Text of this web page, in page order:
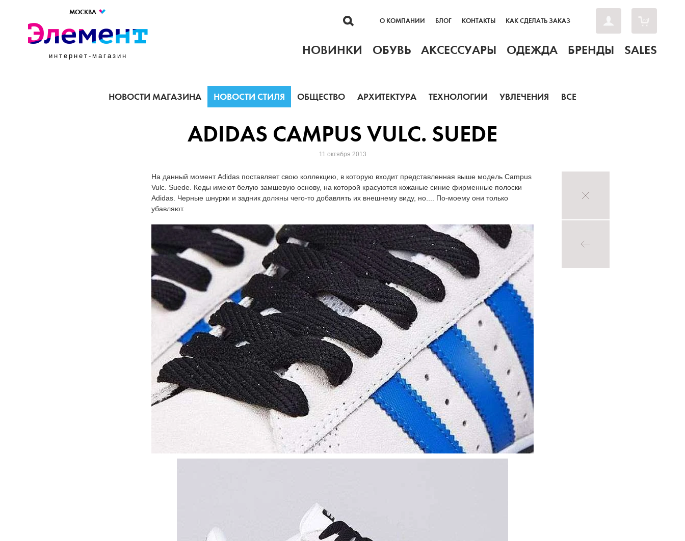
МОСКВА
интернет-магазин
О КОМПАНИИ БЛОГ КОНТАКТЫ КАК СДЕЛАТЬ ЗАКАЗ
НОВИНКИ ОБУВЬ АКСЕССУАРЫ ОДЕЖДА БРЕНДЫ SALES
НОВОСТИ МАГАЗИНА НОВОСТИ СТИЛЯ ОБЩЕСТВО АРХИТЕКТУРА ТЕХНОЛОГИИ УВЛЕЧЕНИЯ ВСЕ
ADIDAS CAMPUS VULC. SUEDE
11 октября 2013
На данный момент Adidas поставляет свою коллекцию, в которую входит представленная выше модель Campus
Vulc. Suede. Кеды имеют белую замшевую основу, на которой красуются кожаные синие фирменные полоски
Adidas. Черные шнурки и задник должны чего-то добавлять их внешнему виду, но.... По-моему они только
убавляют.